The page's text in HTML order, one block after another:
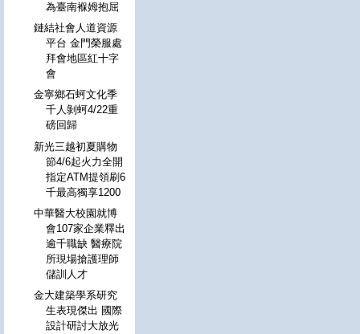
為臺南褓姆抱屈
鏈結社會人道資源
平台 金門榮服處
拜會地區紅十字
會
金寧鄉石蚵文化季
千人剝蚵4/22重
磅回歸
新光三越初夏購物
節4/6起火力全開
指定ATM提領刷6
千最高獨享1200
中華醫大校園就博
會107家企業釋出
逾千職缺 醫療院
所現場搶護理師
儲訓人才
金大建築學系研究
生表現傑出 國際
設計研討大放光